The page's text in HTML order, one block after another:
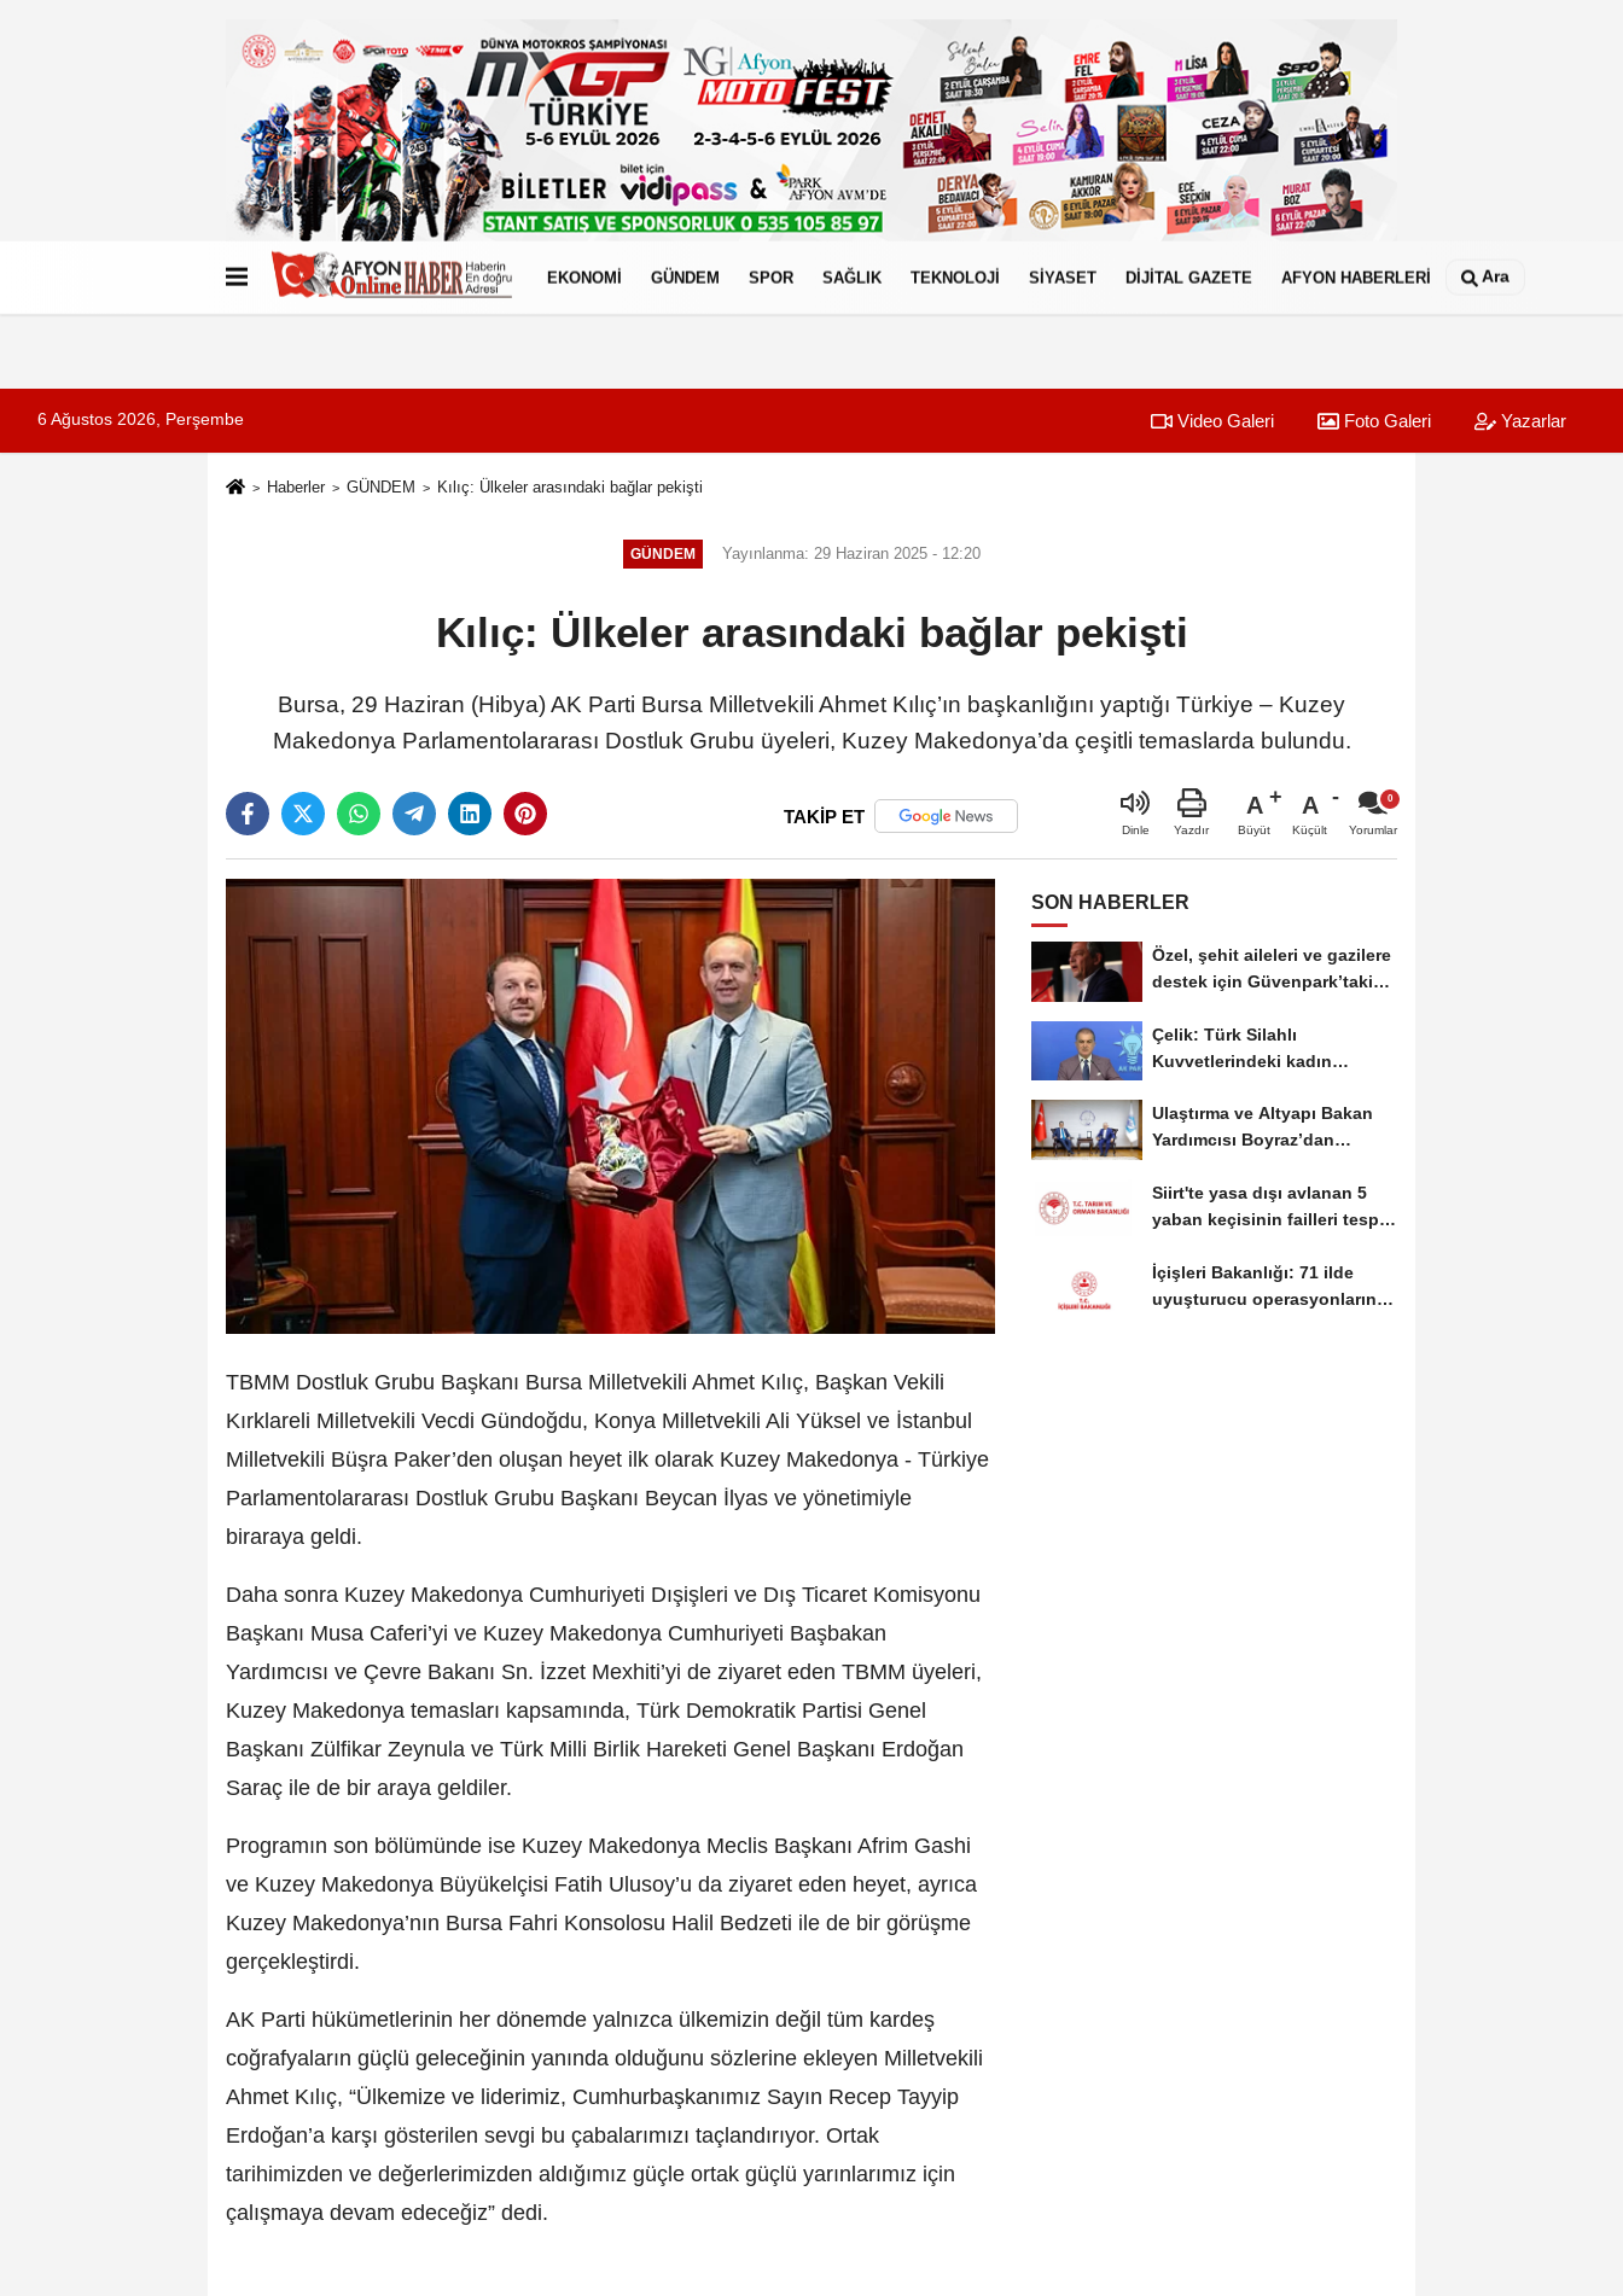
Künye İletişim Çerez Politikası
EKONOMİ GÜNDEM SPOR SAĞLIK TEKNOLOJİ SİYASET DİJİTAL GAZETE AFYON HABERLERİ Ara
6 Ağustos 2026, Perşembe Video Galeri Foto Galeri Yazarlar
Haberler GÜNDEM Kılıç: Ülkeler arasındaki bağlar pekişti
GÜNDEM Yayınlanma: 29 Haziran 2025 - 12:20
Kılıç: Ülkeler arasındaki bağlar pekişti
Bursa, 29 Haziran (Hibya) AK Parti Bursa Milletvekili Ahmet Kılıç’ın başkanlığını yaptığı Türkiye – Kuzey
Makedonya Parlamentolararası Dostluk Grubu üyeleri, Kuzey Makedonya’da çeşitli temaslarda bulundu.
TAKİP ET
Dinle Yazdır
A
Büyüt
A
Küçült Yorumlar
TBMM Dostluk Grubu Başkanı Bursa Milletvekili Ahmet Kılıç, Başkan Vekili
Kırklareli Milletvekili Vecdi Gündoğdu, Konya Milletvekili Ali Yüksel ve İstanbul
Milletvekili Büşra Paker’den oluşan heyet ilk olarak Kuzey Makedonya - Türkiye
Parlamentolararası Dostluk Grubu Başkanı Beycan İlyas ve yönetimiyle
biraraya geldi.
Daha sonra Kuzey Makedonya Cumhuriyeti Dışişleri ve Dış Ticaret Komisyonu
Başkanı Musa Caferi’yi ve Kuzey Makedonya Cumhuriyeti Başbakan
Yardımcısı ve Çevre Bakanı Sn. İzzet Mexhiti’yi de ziyaret eden TBMM üyeleri,
Kuzey Makedonya temasları kapsamında, Türk Demokratik Partisi Genel
Başkanı Zülfikar Zeynula ve Türk Milli Birlik Hareketi Genel Başkanı Erdoğan
Saraç ile de bir araya geldiler.
Programın son bölümünde ise Kuzey Makedonya Meclis Başkanı Afrim Gashi
ve Kuzey Makedonya Büyükelçisi Fatih Ulusoy’u da ziyaret eden heyet, ayrıca
Kuzey Makedonya’nın Bursa Fahri Konsolosu Halil Bedzeti ile de bir görüşme
gerçekleştirdi.
AK Parti hükümetlerinin her dönemde yalnızca ülkemizin değil tüm kardeş
coğrafyaların güçlü geleceğinin yanında olduğunu sözlerine ekleyen Milletvekili
Ahmet Kılıç, “Ülkemize ve liderimiz, Cumhurbaşkanımız Sayın Recep Tayyip
Erdoğan’a karşı gösterilen sevgi bu çabalarımızı taçlandırıyor. Ortak
tarihimizden ve değerlerimizden aldığımız güçle ortak güçlü yarınlarımız için
çalışmaya devam edeceğiz” dedi.
SON HABERLER
Özel, şehit aileleri ve gazilere
destek için Güvenpark’taki
Çelik: Türk Silahlı
Kuvvetlerindeki kadın
Ulaştırma ve Altyapı Bakan
Yardımcısı Boyraz’dan
Siirt'te yasa dışı avlanan 5
yaban keçisinin failleri tespit
İçişleri Bakanlığı: 71 ilde
uyuşturucu operasyonlarında